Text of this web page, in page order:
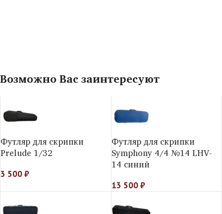
Возможно Вас заинтересуют
Футляр для скрипки
Prelude 1/32
3 500₽
Футляр для скрипки
Symphony 4/4 №14 LHV-
14 синий
13 500₽